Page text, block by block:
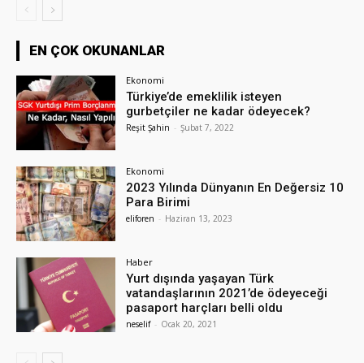
EN ÇOK OKUNANLAR
Ekonomi
Türkiye’de emeklilik isteyen
gurbetçiler ne kadar ödeyecek?
Reşit Şahin - Şubat 7, 2022
Ekonomi
2023 Yılında Dünyanın En Değersiz 10
Para Birimi
eliforen - Haziran 13, 2023
Haber
Yurt dışında yaşayan Türk
vatandaşlarının 2021’de ödeyeceği
pasaport harçları belli oldu
neselif - Ocak 20, 2021